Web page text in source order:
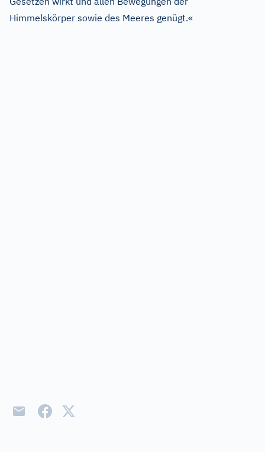
Himmelskörper sowie des Meeres genügt.«